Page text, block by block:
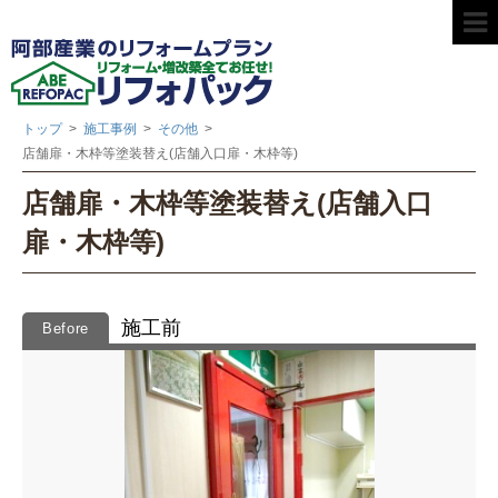
トップ> 施工事例 > その他 >
店舗扉・木枠等塗装替え(店舗入口扉・木枠等)
店舗扉・木枠等塗装替え(店舗入口
扉・木枠等)
施工前